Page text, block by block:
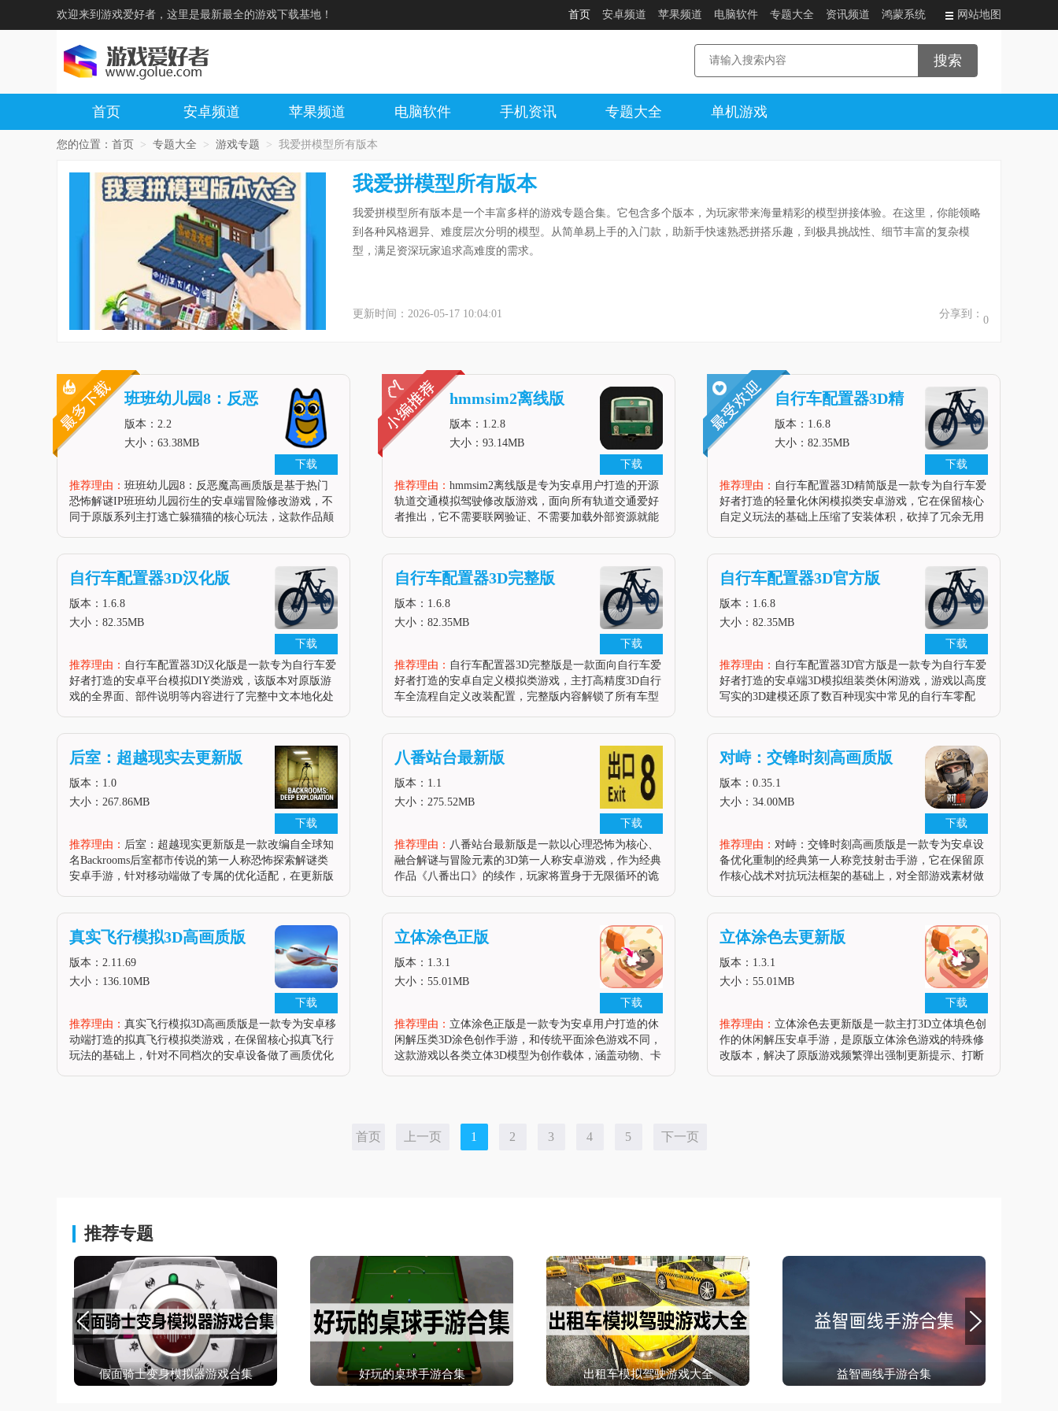
欢迎来到游戏爱好者，这里是最新最全的游戏下载基地！ 首页 安卓频道 苹果频道 电脑软件 专题大全 资讯频道 鸿蒙系统 网站地图
首页 安卓频道 苹果频道 电脑软件 手机资讯 专题大全 单机游戏
您的位置： 首页 > 专题大全 > 游戏专题 > 我爱拼模型所有版本
我爱拼模型所有版本
我爱拼模型所有版本是一个丰富多样的游戏专题合集。它包含多个版本，为玩家带来海量精彩的模型拼接体验。在这里，你能领略
到各种风格迥异、难度层次分明的模型。从简单易上手的入门款，助新手快速熟悉拼搭乐趣，到极具挑战性、细节丰富的复杂模
型，满足资深玩家追求高难度的需求。
更新时间：2026-05-17 10:04:01 分享到：
0
下载
班班幼儿园8：反恶
魔高画质版
版本：2.2
大小：63.38MB
推荐理由： 班班幼儿园8：反恶魔高画质版是基于热门
恐怖解谜IP班班幼儿园衍生的安卓端冒险修改游戏，不
同于原版系列主打逃亡躲猫猫的核心玩法，这款作品颠
下载
hmmsim2离线版
版本：1.2.8
大小：93.14MB
推荐理由： hmmsim2离线版是专为安卓用户打造的开源
轨道交通模拟驾驶修改版游戏，面向所有轨道交通爱好
者推出，它不需要联网验证、不需要加载外部资源就能
下载
自行车配置器3D精
简版
版本：1.6.8
大小：82.35MB
推荐理由： 自行车配置器3D精简版是一款专为自行车爱
好者打造的轻量化休闲模拟类安卓游戏，它在保留核心
自定义玩法的基础上压缩了安装体积，砍掉了冗余无用
下载
自行车配置器3D汉化版
版本：1.6.8
大小：82.35MB
推荐理由： 自行车配置器3D汉化版是一款专为自行车爱
好者打造的安卓平台模拟DIY类游戏，该版本对原版游
戏的全界面、部件说明等内容进行了完整中文本地化处
下载
自行车配置器3D完整版
版本：1.6.8
大小：82.35MB
推荐理由： 自行车配置器3D完整版是一款面向自行车爱
好者打造的安卓自定义模拟类游戏，主打高精度3D自行
车全流程自定义改装配置，完整版内容解锁了所有车型
下载
自行车配置器3D官方版
版本：1.6.8
大小：82.35MB
推荐理由： 自行车配置器3D官方版是一款专为自行车爱
好者打造的安卓端3D模拟组装类休闲游戏，游戏以高度
写实的3D建模还原了数百种现实中常见的自行车零配
下载
后室：超越现实去更新版
版本：1.0
大小：267.86MB
推荐理由： 后室：超越现实更新版是一款改编自全球知
名Backrooms后室都市传说的第一人称恐怖探索解谜类
安卓手游，针对移动端做了专属的优化适配，在更新版
下载
八番站台最新版
版本：1.1
大小：275.52MB
推荐理由： 八番站台最新版是一款以心理恐怖为核心、
融合解谜与冒险元素的3D第一人称安卓游戏，作为经典
作品《八番出口》的续作，玩家将置身于无限循环的诡
下载
对峙：交锋时刻高画质版
版本：0.35.1
大小：34.00MB
推荐理由： 对峙：交锋时刻高画质版是一款专为安卓设
备优化重制的经典第一人称竞技射击手游，它在保留原
作核心战术对抗玩法框架的基础上，对全部游戏素材做
下载
真实飞行模拟3D高画质版
版本：2.11.69
大小：136.10MB
推荐理由： 真实飞行模拟3D高画质版是一款专为安卓移
动端打造的拟真飞行模拟类游戏，在保留核心拟真飞行
玩法的基础上，针对不同档次的安卓设备做了画质优化
下载
立体涂色正版
版本：1.3.1
大小：55.01MB
推荐理由： 立体涂色正版是一款专为安卓用户打造的休
闲解压类3D涂色创作手游，和传统平面涂色游戏不同，
这款游戏以各类立体3D模型为创作载体，涵盖动物、卡
下载
立体涂色去更新版
版本：1.3.1
大小：55.01MB
推荐理由： 立体涂色去更新版是一款主打3D立体填色创
作的休闲解压安卓手游，是原版立体涂色游戏的特殊修
改版本，解决了原版游戏频繁弹出强制更新提示、打断
首页 上一页 1 2 3 4 5 下一页
推荐专题
假面骑士变身模拟器游戏合集 好玩的桌球手游合集 出租车模拟驾驶游戏大全 益智画线手游合集